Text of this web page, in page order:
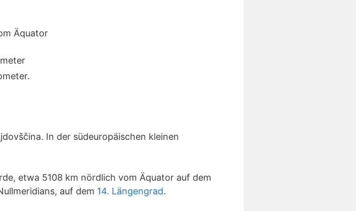
Äquator
In der südeuropäischen kleinen
etwa 5108 km nördlich vom Äquator auf dem
auf dem 14. Längengrad.